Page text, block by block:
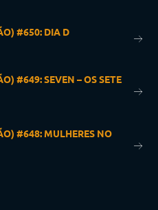
#650: DIA D
#649: SEVEN – OS SETE
#648: MULHERES NO